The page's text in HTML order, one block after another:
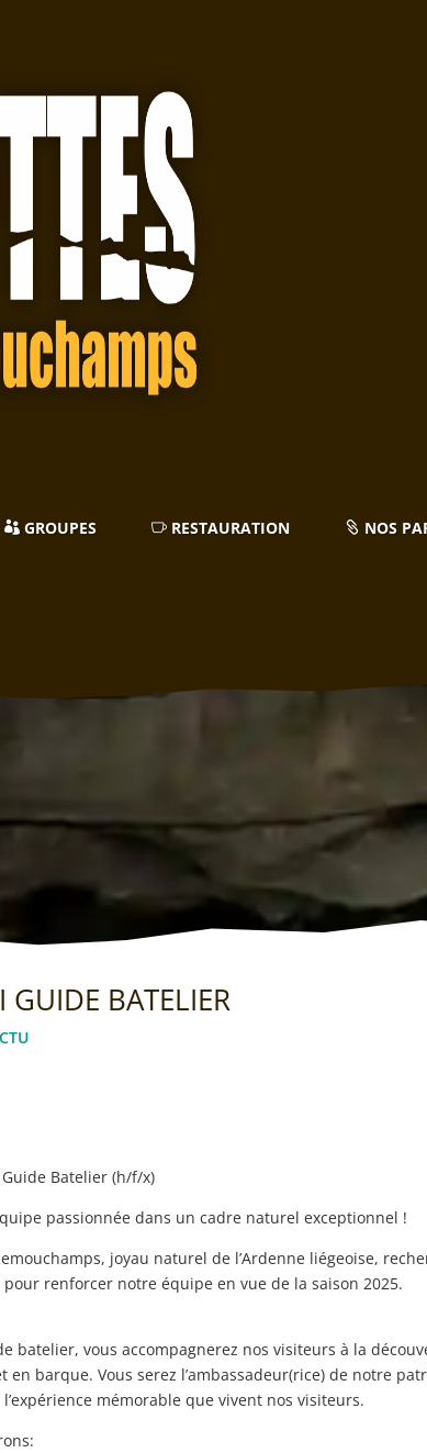
GROUPES RESTAURATION NOS
GUIDE BATELIER
Guide Batelier (h/f/x)
passionnée dans un cadre naturel exceptionnel !
joyau naturel de l’Ardenne liégeoise,
renforcer notre équipe en vue de la saison 2025.
batelier, vous accompagnerez nos visiteurs à la
en barque. Vous serez l’ambassadeur(rice) de notre
mémorable que vivent nos visiteurs.